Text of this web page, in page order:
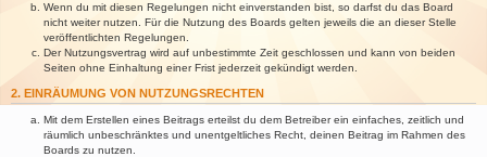
Wenn du mit diesen Regelungen nicht einverstanden bist, so darfst du das Board
nicht weiter nutzen. Für die Nutzung des Boards gelten jeweils die an dieser Stelle
veröffentlichten Regelungen.
Der Nutzungsvertrag wird auf unbestimmte Zeit geschlossen und kann von beiden
Seiten ohne Einhaltung einer Frist jederzeit gekündigt werden.
2. EINRÄUMUNG VON NUTZUNGSRECHTEN
Mit dem Erstellen eines Beitrags erteilst du dem Betreiber ein einfaches, zeitlich und
räumlich unbeschränktes und unentgeltliches Recht, deinen Beitrag im Rahmen des
Boards zu nutzen.